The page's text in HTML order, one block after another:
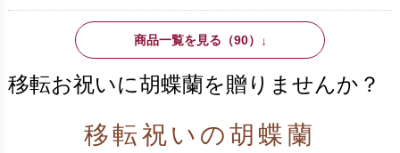
商品一覧を見る（90） ↓
移転お祝いに胡蝶蘭を贈りませんか？
移転祝いの胡蝶蘭